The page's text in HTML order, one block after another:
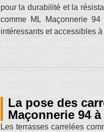
pour la durabilité et la
comme ML Maçonnerie
intéressants et accessibles
La pose des
Maçonnerie 94
Les terrasses carrelées